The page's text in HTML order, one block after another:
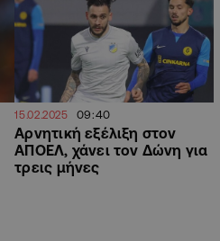
15.02.2025 09:40
Αρνητική εξέλιξη στον
ΑΠΟΕΛ, χάνει τον Δώνη για
τρεις μήνες